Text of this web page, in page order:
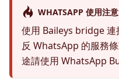
WHATSAPP 使用注意
使用 Baileys bridge
反 WhatsApp 的服務
途請使用 WhatsApp